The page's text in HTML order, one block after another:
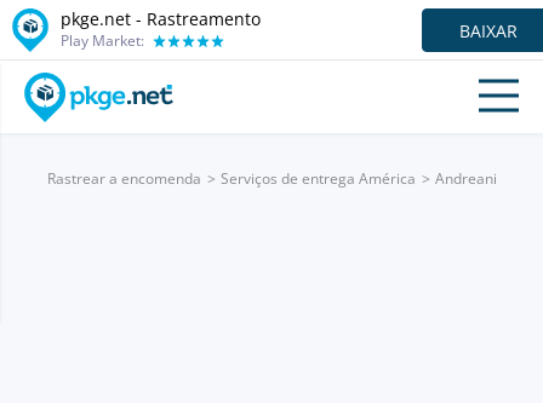
pkge.net - Rastreamento
Play Market: BAIXAR
Rastrear a encomenda Serviços de entrega América Andreani